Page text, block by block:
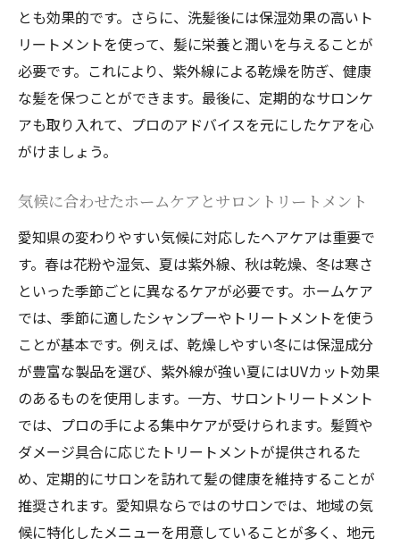
とも効果的です。さらに、洗髪後には保湿効果の高いト
リートメントを使って、髪に栄養と潤いを与えることが
必要です。これにより、紫外線による乾燥を防ぎ、健康
な髪を保つことができます。最後に、定期的なサロンケ
アも取り入れて、プロのアドバイスを元にしたケアを心
がけましょう。
気候に合わせたホームケアとサロントリートメント
愛知県の変わりやすい気候に対応したヘアケアは重要で
す。春は花粉や湿気、夏は紫外線、秋は乾燥、冬は寒さ
といった季節ごとに異なるケアが必要です。ホームケア
では、季節に適したシャンプーやトリートメントを使う
ことが基本です。例えば、乾燥しやすい冬には保湿成分
が豊富な製品を選び、紫外線が強い夏にはUVカット効果
のあるものを使用します。一方、サロントリートメント
では、プロの手による集中ケアが受けられます。髪質や
ダメージ具合に応じたトリートメントが提供されるた
め、定期的にサロンを訪れて髪の健康を維持することが
推奨されます。愛知県ならではのサロンでは、地域の気
候に特化したメニューを用意していることが多く、地元